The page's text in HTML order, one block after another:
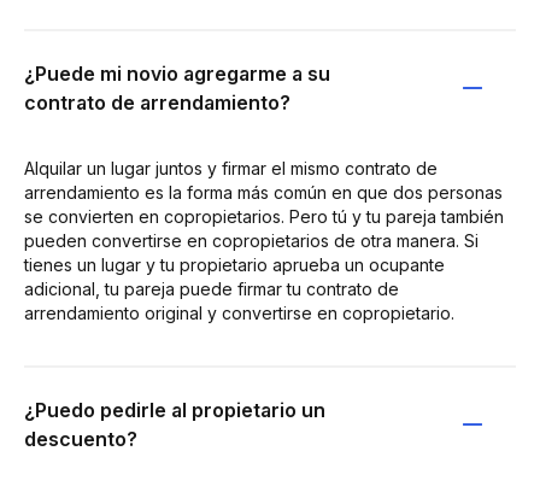
¿Puede mi novio agregarme a su
contrato de arrendamiento?
Alquilar un lugar juntos y firmar el mismo contrato de
arrendamiento es la forma más común en que dos personas
se convierten en copropietarios. Pero tú y tu pareja también
pueden convertirse en copropietarios de otra manera. Si
tienes un lugar y tu propietario aprueba un ocupante
adicional, tu pareja puede firmar tu contrato de
arrendamiento original y convertirse en copropietario.
¿Puedo pedirle al propietario un
descuento?